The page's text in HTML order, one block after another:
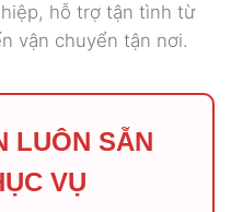
hỗ trợ tận tình từ
vận chuyển tận nơi.
LUÔN SẴN
VỤ